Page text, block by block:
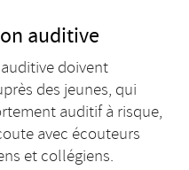
auditive
doivent
des jeunes, qui
auditif à risque,
avec écouteurs
et collégiens.